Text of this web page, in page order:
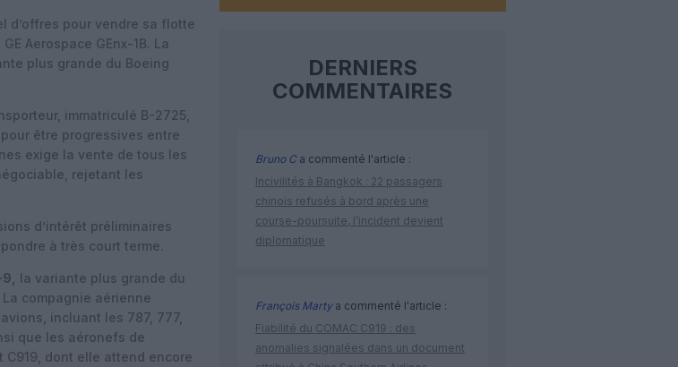
d’offres pour vendre sa flotte
Aerospace GEnx-1B. La
plus grande du Boeing
immatriculé B-2725,
être progressives entre
exige la vente de tous les
rejetant les
d’intérêt préliminaires
à très court terme.
la variante plus grande du
compagnie aérienne
incluant les 787, 777,
que les aéronefs de
C919, dont elle attend encore
DERNIERS
COMMENTAIRES
Bruno Ca commenté l'article :
Incivilités à Bangkok : 22 passagers
chinois refusés à bord après une
course-poursuite, l’incident devient
diplomatique
François Martya commenté l'article :
Fiabilité du COMAC C919 : des
anomalies signalées dans un document